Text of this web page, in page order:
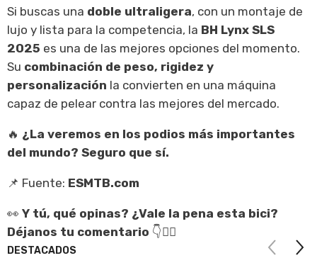
Si buscas una doble ultraligera, con un montaje de
lujo y lista para la competencia, la BH Lynx SLS
2025 es una de las mejores opciones del momento.
Su combinación de peso, rigidez y
personalización la convierten en una máquina
capaz de pelear contra las mejores del mercado.
🔥 ¿La veremos en los podios más importantes
del mundo? Seguro que sí.
📌 Fuente: ESMTB.com
👀 Y tú, qué opinas? ¿Vale la pena esta bici?
Déjanos tu comentario 👇🚴‍♂️
DESTACADOS